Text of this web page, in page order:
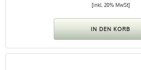
[inkl. 20% MwSt]